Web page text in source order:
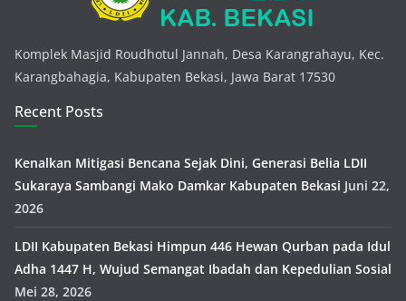
Komplek Masjid Roudhotul Jannah, Desa Karangrahayu, Kec.
Karangbahagia, Kabupaten Bekasi, Jawa Barat 17530
Recent Posts
Kenalkan Mitigasi Bencana Sejak Dini, Generasi Belia LDII
Sukaraya Sambangi Mako Damkar Kabupaten Bekasi Juni 22,
2026
LDII Kabupaten Bekasi Himpun 446 Hewan Qurban pada Idul
Adha 1447 H, Wujud Semangat Ibadah dan Kepedulian Sosial
Mei 28, 2026